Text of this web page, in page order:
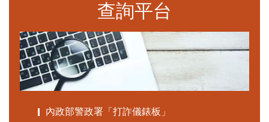
查詢平台
內政部警政署「打詐儀錶板」